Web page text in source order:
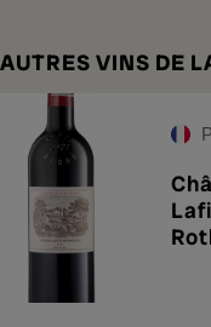
AUTRES VINS DE